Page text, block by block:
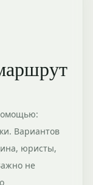
Вариантов
юристы,
не